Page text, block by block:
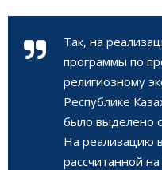
Так, на
программы по
религиозному
Республике
было выделено
На реализацию
рассчитанной